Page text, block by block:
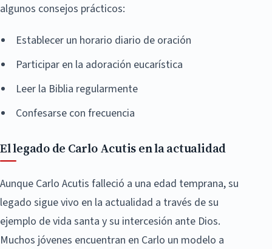
algunos consejos prácticos:
Establecer un horario diario de oración
Participar en la adoración eucarística
Leer la Biblia regularmente
Confesarse con frecuencia
El legado de Carlo Acutis en la actualidad
Aunque Carlo Acutis falleció a una edad temprana, su
legado sigue vivo en la actualidad a través de su
ejemplo de vida santa y su intercesión ante Dios.
Muchos jóvenes encuentran en Carlo un modelo a